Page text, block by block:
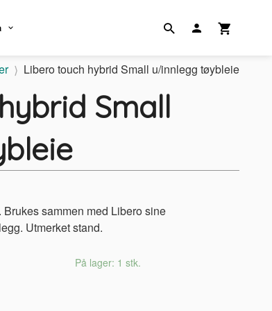
Libero touch hybrid Small u/innlegg tøybleie
Small
sammen med Libero sine
Utmerket stand.
På lager: 1 stk.